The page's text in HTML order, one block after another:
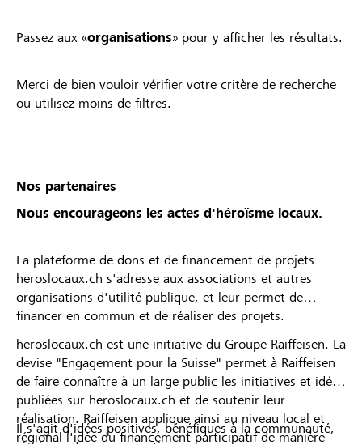
Passez aux «organisations» pour y afficher les résultats.
Merci de bien vouloir vérifier votre critère de recherche
ou utilisez moins de filtres.
Nos partenaires
Nous encourageons les actes d'héroïsme locaux.
La plateforme de dons et de financement de projets
heroslocaux.ch s'adresse aux associations et autres
organisations d'utilité publique, et leur permet de
financer en commun et de réaliser des projets.
heroslocaux.ch est une initiative du Groupe Raiffeisen. La
devise "Engagement pour la Suisse" permet à Raiffeisen
de faire connaître à un large public les initiatives et idées
publiées sur heroslocaux.ch et de soutenir leur
réalisation. Raiffeisen applique ainsi au niveau local et
régional l'idée du financement participatif de manière
Il s'agit d'idées positives, bénéfiques à la communauté,